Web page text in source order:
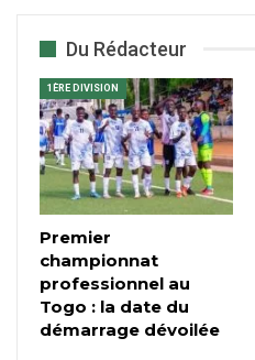
Du Rédacteur
1ÈRE DIVISION
Premier
championnat
professionnel au
Togo : la date du
démarrage dévoilée